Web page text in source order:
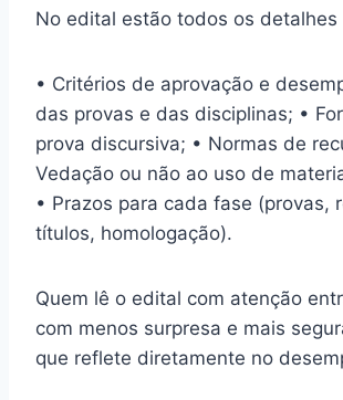
No edital estão todos os detalhes
• Critérios de aprovação e
das provas e das disciplinas; •
prova discursiva; • Normas de
Vedação ou não ao uso de
• Prazos para cada fase (provas,
títulos, homologação).
Quem lê o edital com atenção
com menos surpresa e mais
que reflete diretamente no